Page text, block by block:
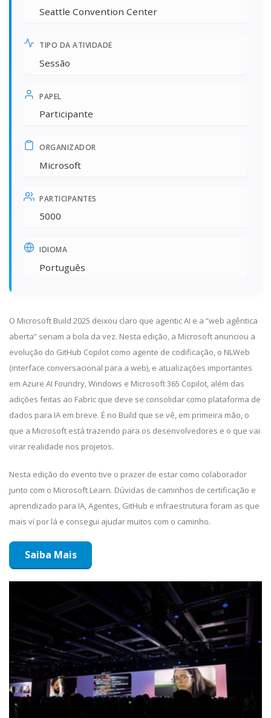
Seattle Convention Center
TIPO DA ATIVIDADE
Sessão
PAPEL
Participante
ORGANIZADOR
Microsoft
PARTICIPANTES
5000
IDIOMA
Português
O Microsoft Build 2025 deixou claro que agentic AI e a “web agêntica
aberta” seriam a bola da vez. Nesta edição, a Microsoft anunciou a
evolução do GitHub Copilot como agente de codificação, o NLWeb
(interface conversacional para a web), e atualizações importantes
em Azure AI Foundry, Windows e Microsoft 365 Copilot, além das
adições feitas ao Fabric que deve se consolidar como plataforma de
dados para IA em breve. É no Build que se vê, em primeira mão, o
que a Microsoft está trazendo para os desenvolvedores e o que vai
virar realidade nos projetos.
Nesta edição do evento tive o prazer de estar como colaborador
junto com o Microsoft Learn. Dúvidas de caminhos de certificação e
aprendizado para IA, Agentes, GitHub e infraestrutura foram as que
mais ví por lá e consegui ajudar muitos com o caminho.
Saiba Mais